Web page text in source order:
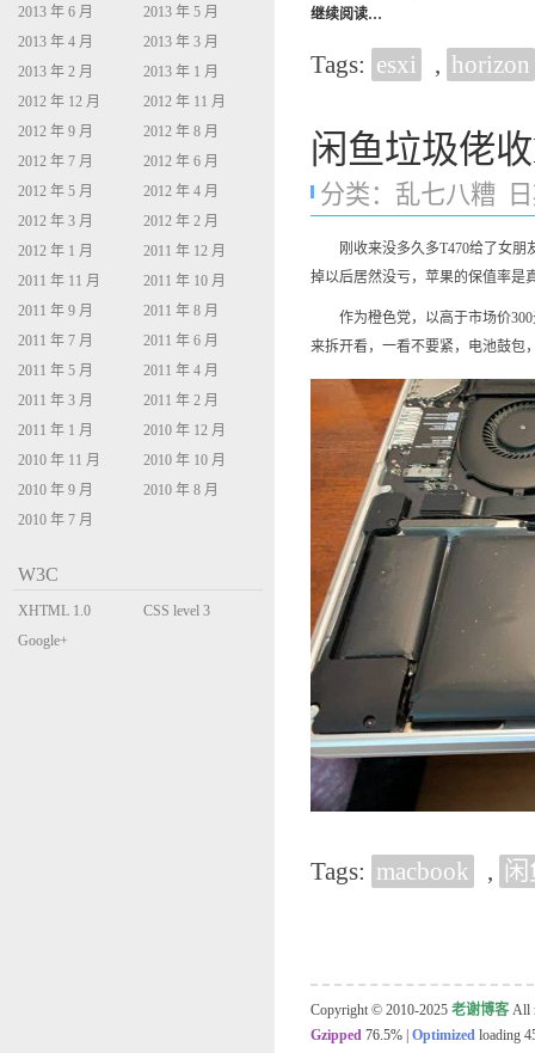
继续阅读…
Tags: esxi , horizon
闲鱼垃圾佬
分类： 乱七八糟
刚收来没多久多T470给了女朋友
掉以后居然没亏，苹果的保值率是
作为橙色党，以高于市场价300
来拆开看，一看不要紧，电池鼓包
Tags: macbook ,
2013 年 6 月
2013 年 5 月
2013 年 4 月
2013 年 3 月
2013 年 2 月
2013 年 1 月
2012 年 12 月
2012 年 11 月
2012 年 9 月
2012 年 8 月
2012 年 7 月
2012 年 6 月
2012 年 5 月
2012 年 4 月
2012 年 3 月
2012 年 2 月
2012 年 1 月
2011 年 12 月
2011 年 11 月
2011 年 10 月
2011 年 9 月
2011 年 8 月
2011 年 7 月
2011 年 6 月
2011 年 5 月
2011 年 4 月
2011 年 3 月
2011 年 2 月
2011 年 1 月
2010 年 12 月
2010 年 11 月
2010 年 10 月
2010 年 9 月
2010 年 8 月
2010 年 7 月
W3C
XHTML 1.0
Transitional
CSS level 3
Google+
Copyright © 2010-2025 老谢博客 All
Gzipped 76.5% Optimized loading